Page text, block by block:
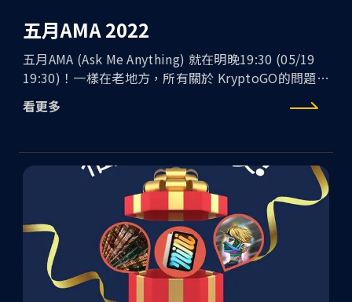
五月AMA 2022
五月AMA (Ask Me Anything) 就在明晚19:30 (05/19
19:30)！一樣在老地方，所有關於 KryptoGO的問題或
想許願功能都隨你問！也歡迎預先提問喔!
看更多